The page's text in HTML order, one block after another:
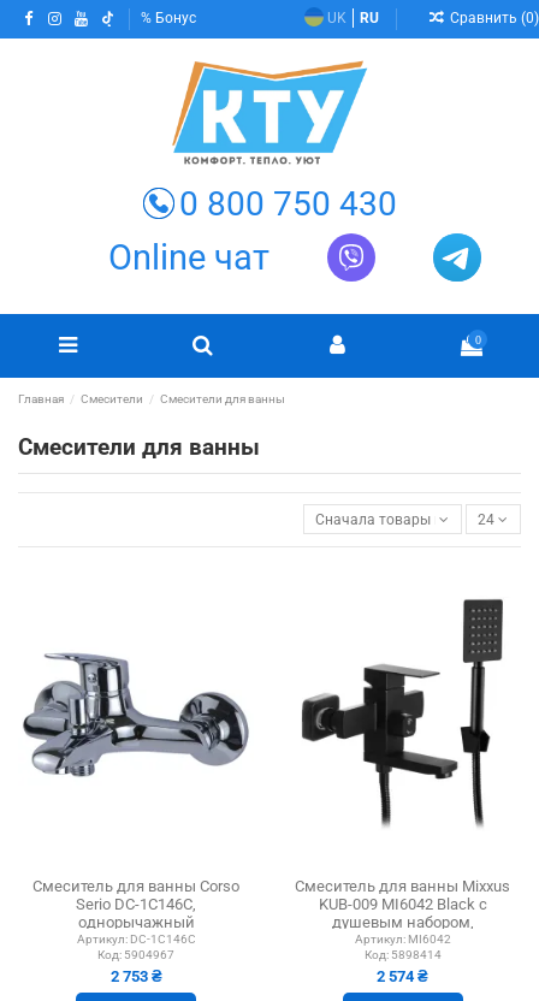
Бонус UK RU Сравнить (0)
0 800 750 430
Online чат
0
Главная Смесители Смесители для ванны
Смесители для ванны
Сначала товары в наличии
24
Смеситель для ванны Corso
Serio DC-1C146C,
однорычажный
Артикул: DC-1C146C
Код: 5904967
2 753 ₴
Смеситель для ванны Mixxus
KUB-009 MI6042 Black с
душевым набором,
нержавеющая сталь
Артикул: MI6042
Код: 5898414
2 574 ₴